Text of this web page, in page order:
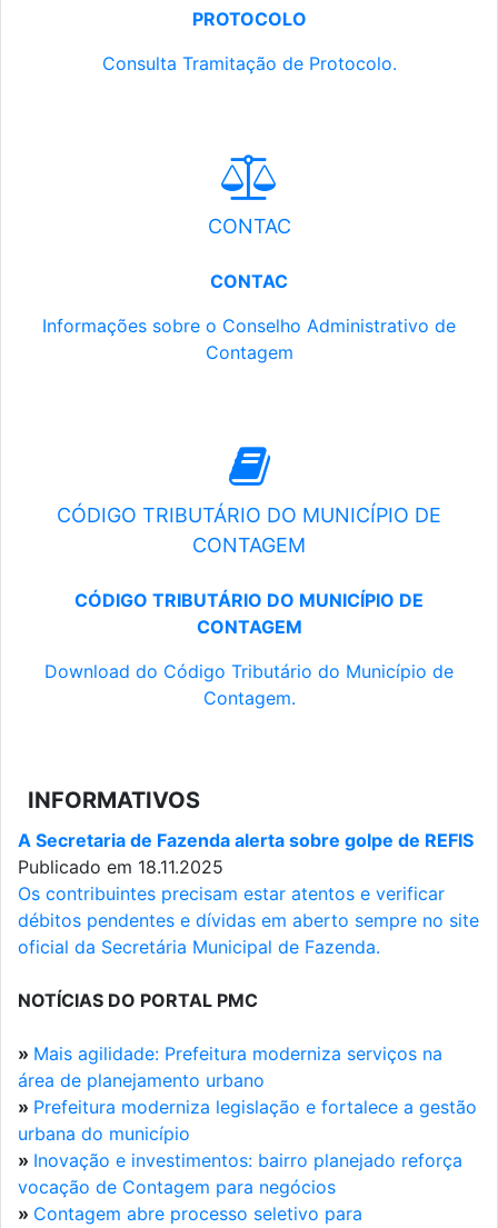
PROTOCOLO
Consulta Tramitação de Protocolo.
CONTAC
CONTAC
Informações sobre o Conselho Administrativo de
Contagem
CÓDIGO TRIBUTÁRIO DO MUNICÍPIO DE
CONTAGEM
CÓDIGO TRIBUTÁRIO DO MUNICÍPIO DE
CONTAGEM
Download do Código Tributário do Município de
Contagem.
INFORMATIVOS
A Secretaria de Fazenda alerta sobre golpe de REFIS
Publicado em 18.11.2025
Os contribuintes precisam estar atentos e verificar
débitos pendentes e dívidas em aberto sempre no site
oficial da Secretária Municipal de Fazenda.
NOTÍCIAS DO PORTAL PMC
» Mais agilidade: Prefeitura moderniza serviços na
área de planejamento urbano
» Prefeitura moderniza legislação e fortalece a gestão
urbana do município
» Inovação e investimentos: bairro planejado reforça
vocação de Contagem para negócios
» Contagem abre processo seletivo para